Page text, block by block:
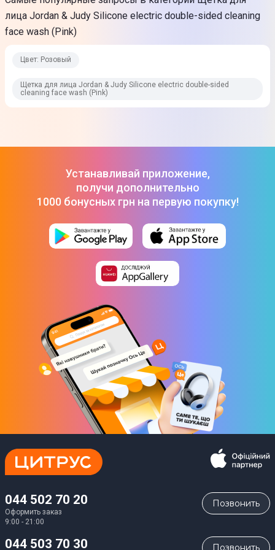
лица Jordan & Judy Silicone electric double-sided cleaning
face wash (Pink)
Цвет: Розовый
Щетка для лица Jordan & Judy Silicone electric double-sided
cleaning face wash (Pink)
Устанавливай приложение,
получи дополнительно
1000 бонусных грн на первую покупку!
044 502 70 20
Оформить заказ
9:00 - 21:00
Позвонить
044 503 70 30 Позвонить